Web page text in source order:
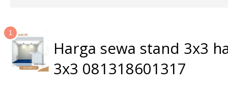
Harga sewa stand 3x3
3x3 081318601317